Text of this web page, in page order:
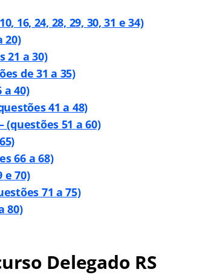
16, 24, 28, 29, 30, 31 e 34)
20)
21 a 30)
de 31 a 35)
a 40)
41 a 48)
51 a 60)
66 a 68)
e 70)
71 a 75)
80)
Delegado RS